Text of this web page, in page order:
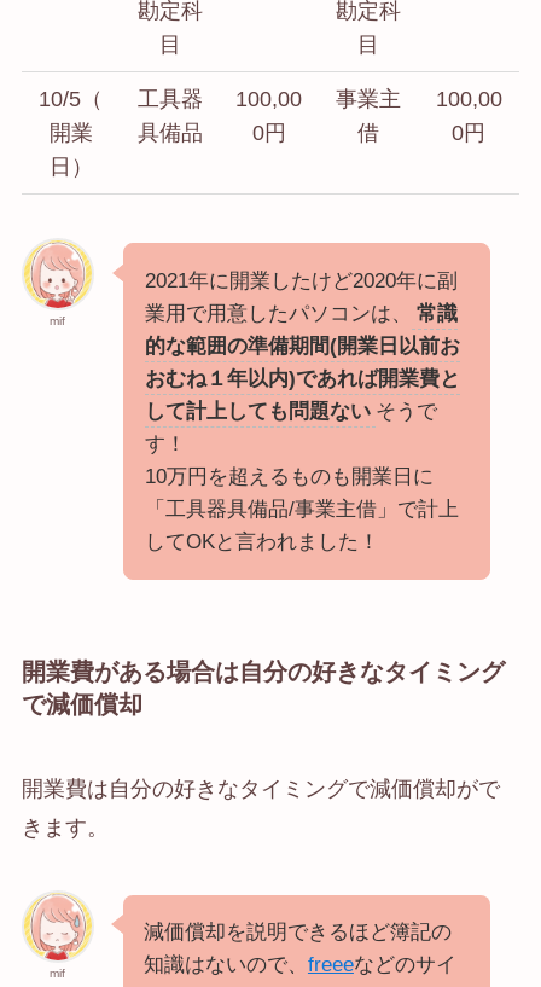
勘定科
目
勘定科
目
10/5（
開業
日）
工具器
具備品
100,00
0円
事業主
借
100,00
0円
mif
2021年に開業したけど2020年に副
業用で用意したパソコンは、
常識
的な範囲の準備期間(開業日以前お
おむね１年以内)であれば開業費と
して計上しても問題ない そうで
す！
10万円を超えるものも開業日に
「工具器具備品/事業主借」で計上
してOKと言われました！
開業費がある場合は自分の好きなタイミング
で減価償却
開業費は自分の好きなタイミングで減価償却がで
きます。
mif
減価償却を説明できるほど簿記の
知識はないので、 freeeなどのサイ